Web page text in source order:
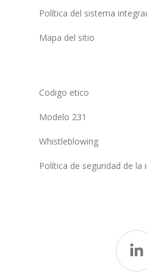
Política del sistema
Mapa del sitio
Codigo etico
Modelo 231
Whistleblowing
Política de seguridad de la